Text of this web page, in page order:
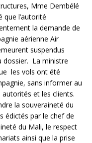
Mme Dembélé
que l’autorité
la demande de
aérienne Air
suspendus
dossier. La ministre
les vols ont été
sans informer au
et les clients.
la souveraineté du
édictés par le chef de
du Mali, le respect
ainsi que la prise